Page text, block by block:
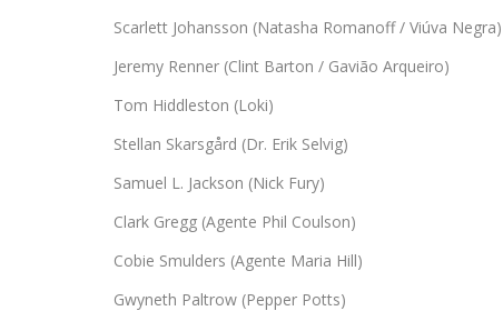
Scarlett Johansson (Natasha Romanoff / Viúva Negra)
Jeremy Renner (Clint Barton / Gavião Arqueiro)
Tom Hiddleston (Loki)
Stellan Skarsgård (Dr. Erik Selvig)
Samuel L. Jackson (Nick Fury)
Clark Gregg (Agente Phil Coulson)
Cobie Smulders (Agente Maria Hill)
Gwyneth Paltrow (Pepper Potts)